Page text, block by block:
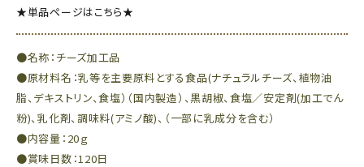
★単品ページはこちら★
●名称：チーズ加工品
●原材料名：乳等を主要原料とする食品(ナチュラルチーズ、植物油
脂、デキストリン、食塩）（国内製造）、黒胡椒、食塩／安定剤(加工でん
粉)、乳化剤、調味料(アミノ酸)、（一部に乳成分を含む）
●内容量：20ｇ
●賞味日数：120日